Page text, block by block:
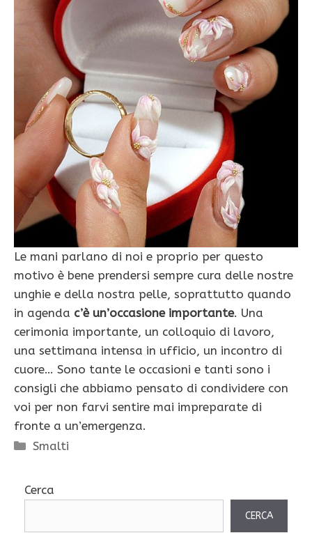
Le mani parlano di noi e proprio per questo
motivo è bene prendersi sempre cura delle nostre
unghie e della nostra pelle, soprattutto quando
in agenda c’è un’occasione importante. Una
cerimonia importante, un colloquio di lavoro,
una settimana intensa in ufficio, un incontro di
cuore… Sono tante le occasioni e tanti sono i
consigli che abbiamo pensato di condividere con
voi per non farvi sentire mai impreparate di
fronte a un’emergenza.
Categorie
Smalti
Cerca
CERCA